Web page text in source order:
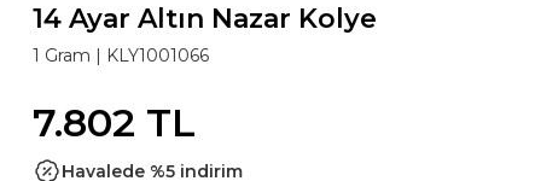
14 Ayar Altın Nazar Kolye
1 Gram | KLY1001066
7.802 TL
Havalede %5 indirim